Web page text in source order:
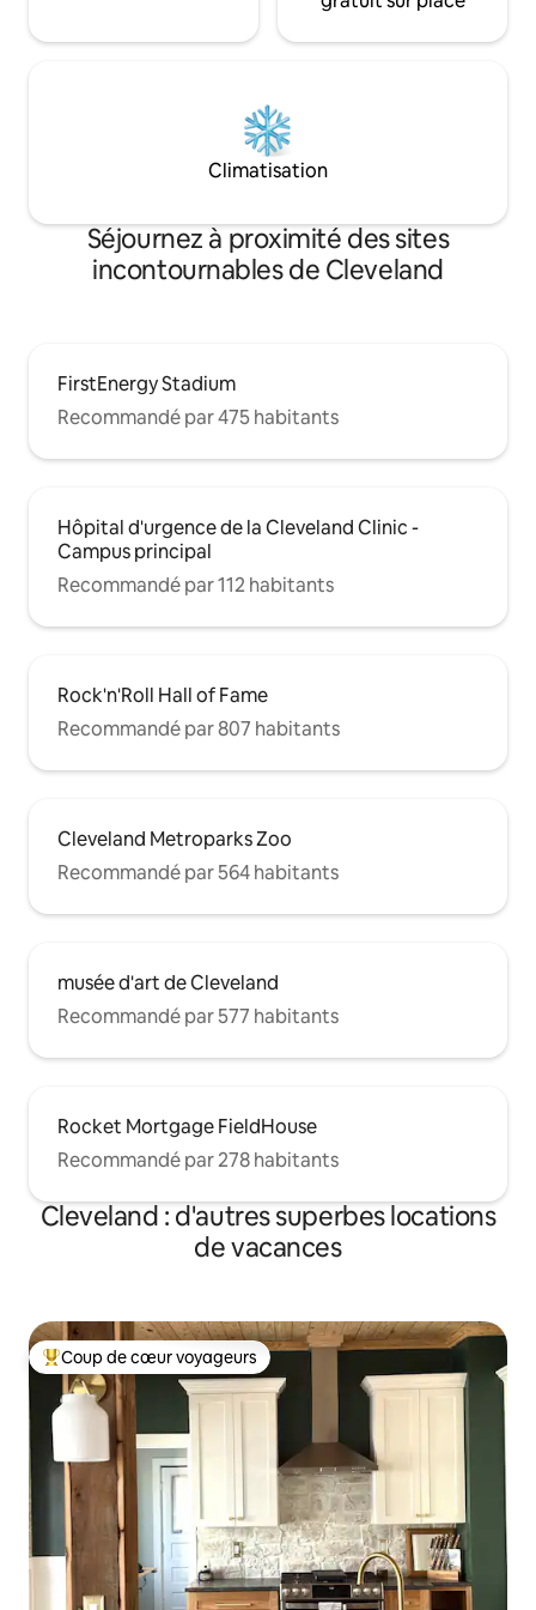
Climatisation
Séjournez à proximité des sites
incontournables de Cleveland
FirstEnergy Stadium
Recommandé par 475 habitants
Hôpital d'urgence de la Cleveland Clinic -
Campus principal
Recommandé par 112 habitants
Rock'n'Roll Hall of Fame
Recommandé par 807 habitants
Cleveland Metroparks Zoo
Recommandé par 564 habitants
musée d'art de Cleveland
Recommandé par 577 habitants
Rocket Mortgage FieldHouse
Recommandé par 278 habitants
Cleveland : d'autres superbes locations
de vacances
Coups de cœur voyageurs les plus appréciés
Coup de cœur voyageurs